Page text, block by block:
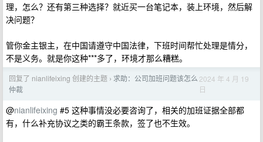
理，怎么？还有第三种选择？就近买一台笔记本，装上环境，然后解
决问题？
管你金主银主，在中国请遵守中国法律，下班时间帮忙处理是情分，
不是义务。就是你这种***多了，环境才那么糟糕。
回复了 nianlifeixing 创建的主题 › 求助：公司加班问题该怎么
仲裁
2024 年 4 月 19
日
@nianlifeixing #5 这种事情没必要咨询了，相关的加班证据全部都
有，什么补充协议之类的霸王条款，签了也不生效。